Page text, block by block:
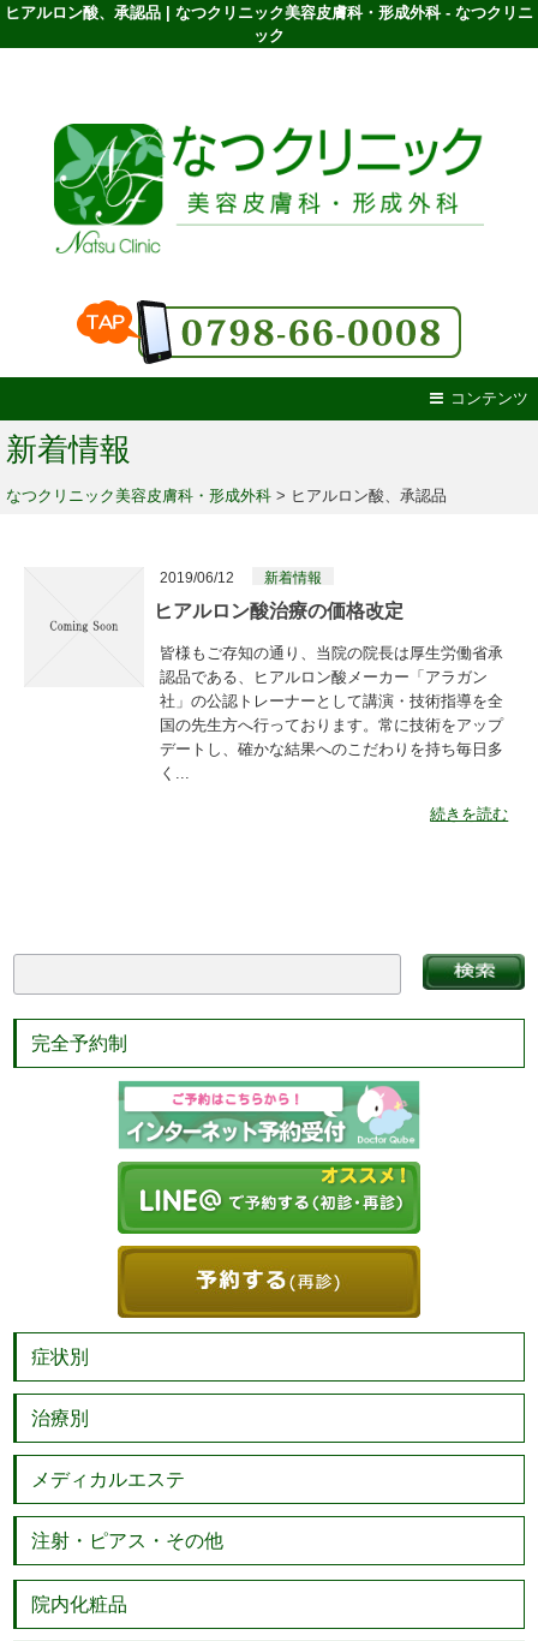
ヒアルロン酸、承認品 | なつクリニック美容皮膚科・形成外科 - なつクリニ
ック
コンテンツ
新着情報
なつクリニック美容皮膚科・形成外科 > ヒアルロン酸、承認品
2019/06/12 新着情報
ヒアルロン酸治療の価格改定
皆様もご存知の通り、当院の院長は厚生労働省承
認品である、ヒアルロン酸メーカー「アラガン
社」の公認トレーナーとして講演・技術指導を全
国の先生方へ行っております。常に技術をアップ
デートし、確かな結果へのこだわりを持ち毎日多
く...
続きを読む
完全予約制
症状別
治療別
メディカルエステ
注射・ピアス・その他
院内化粧品